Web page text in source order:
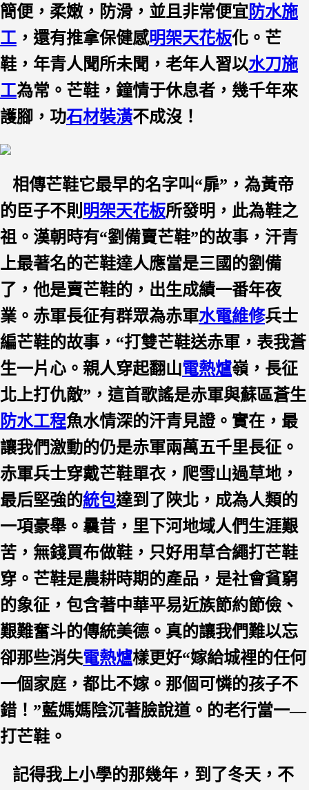
簡便，柔嫩，防滑，並且非常便宜防水施
工 ，還有推拿保健感明架天花板化。芒
鞋，年青人聞所未聞，老年人習以水刀施
工為常。芒鞋，鐘情于休息者，幾千年來
護腳，功石材裝潢不成沒！
相傳芒鞋它最早的名字叫“扉”，為黃帝
的臣子不則 明架天花板所發明，此為鞋之
祖。漢朝時有“劉備賣芒鞋”的故事，汗青
上最著名的芒鞋達人應當是三國的劉備
了，他是賣芒鞋的，出生成績一番年夜
業。赤軍長征有群眾為赤軍水電維修兵士
編芒鞋的故事，“打雙芒鞋送赤軍，表我蒼
生一片心。親人穿起翻山電熱爐嶺，長征
北上打仇敵”，這首歌謠是赤軍與蘇區蒼生
防水工程魚水情深的汗青見證。實在，最
讓我們激動的仍是赤軍兩萬五千里長征。
赤軍兵士穿戴芒鞋單衣，爬雪山過草地，
最后堅強的統包達到了陜北，成為人類的
一項豪舉。曩昔，里下河地域人們生涯艱
苦，無錢買布做鞋，只好用草合繩打芒鞋
穿。芒鞋是農耕時期的產品，是社會貧窮
的象征，包含著中華平易近族節約節儉、
艱難奮斗的傳統美德。真的讓我們難以忘
卻那些消失電熱爐樣更好“嫁給城裡的任何
一個家庭，都比不嫁。那個可憐的孩子不
錯！”藍媽媽陰沉著臉說道。的老行當一—
打芒鞋。
記得我上小學的那幾年，到了冬天，不